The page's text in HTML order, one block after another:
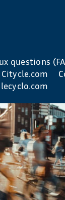
questions